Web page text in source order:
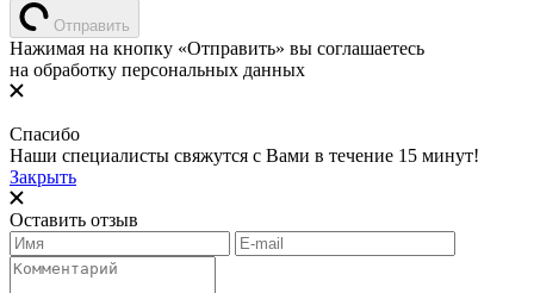
Отправить
Нажимая на кнопку «Отправить» вы соглашаетесь
на обработку персональных данных
Спасибо
Наши специалисты свяжутся с Вами в течение 15 минут!
Закрыть
Оставить отзыв